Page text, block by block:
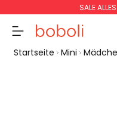
SALE
Startseite Mini